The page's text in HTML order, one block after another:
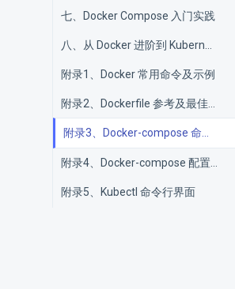
七、Docker Compose 入门实践
附录1、Docker 常用命令及示例
附录3、Docker-compose 命令使用指南
附录5、Kubectl 命令行界面